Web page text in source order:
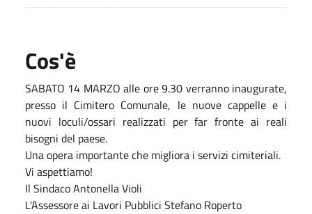
Cos'è
SABATO 14 MARZO alle ore 9.30 verranno inaugurate,
presso il Cimitero Comunale, le nuove cappelle e i
nuovi loculi/ossari realizzati per far fronte ai reali
bisogni del paese.
Una opera importante che migliora i servizi cimiteriali.
Vi aspettiamo!
Il Sindaco Antonella Violi
L'Assessore ai Lavori Pubblici Stefano Roperto